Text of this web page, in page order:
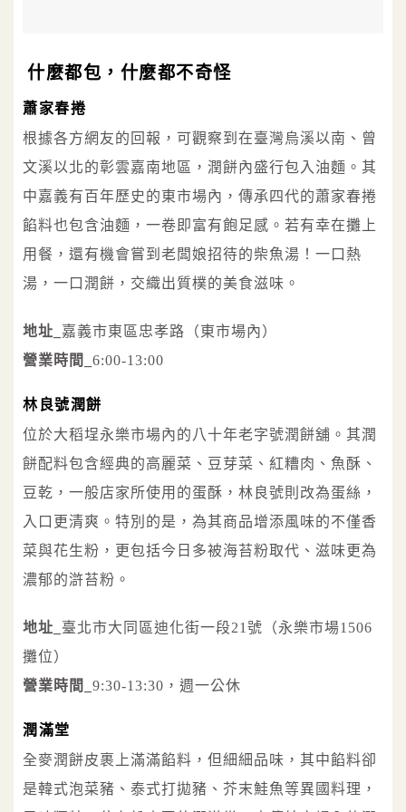
什麼都包，什麼都不奇怪
蕭家春捲
根據各方網友的回報，可觀察到在臺灣烏溪以南、曾
文溪以北的彰雲嘉南地區，潤餅內盛行包入油麵。其
中嘉義有百年歷史的東市場內，傳承四代的蕭家春捲
餡料也包含油麵，一卷即富有飽足感。若有幸在攤上
用餐，還有機會嘗到老闆娘招待的柴魚湯！一口熱
湯，一口潤餅，交織出質樸的美食滋味。
地址_ 嘉義市東區忠孝路（東市場內）
營業時間_ 6:00-13:00
林良號潤餅
位於大稻埕永樂市場內的八十年老字號潤餅舖。其潤
餅配料包含經典的高麗菜、豆芽菜、紅糟肉、魚酥、
豆乾，一般店家所使用的蛋酥，林良號則改為蛋絲，
入口更清爽。特別的是，為其商品增添風味的不僅香
菜與花生粉，更包括今日多被海苔粉取代、滋味更為
濃郁的滸苔粉。
地址_ 臺北市大同區迪化街一段21號（永樂市場1506
攤位）
營業時間_ 9:30-13:30，週一公休
潤滿堂
全麥潤餅皮裹上滿滿餡料，但細細品味，其中餡料卻
是韓式泡菜豬、泰式打拋豬、芥末鮭魚等異國料理，